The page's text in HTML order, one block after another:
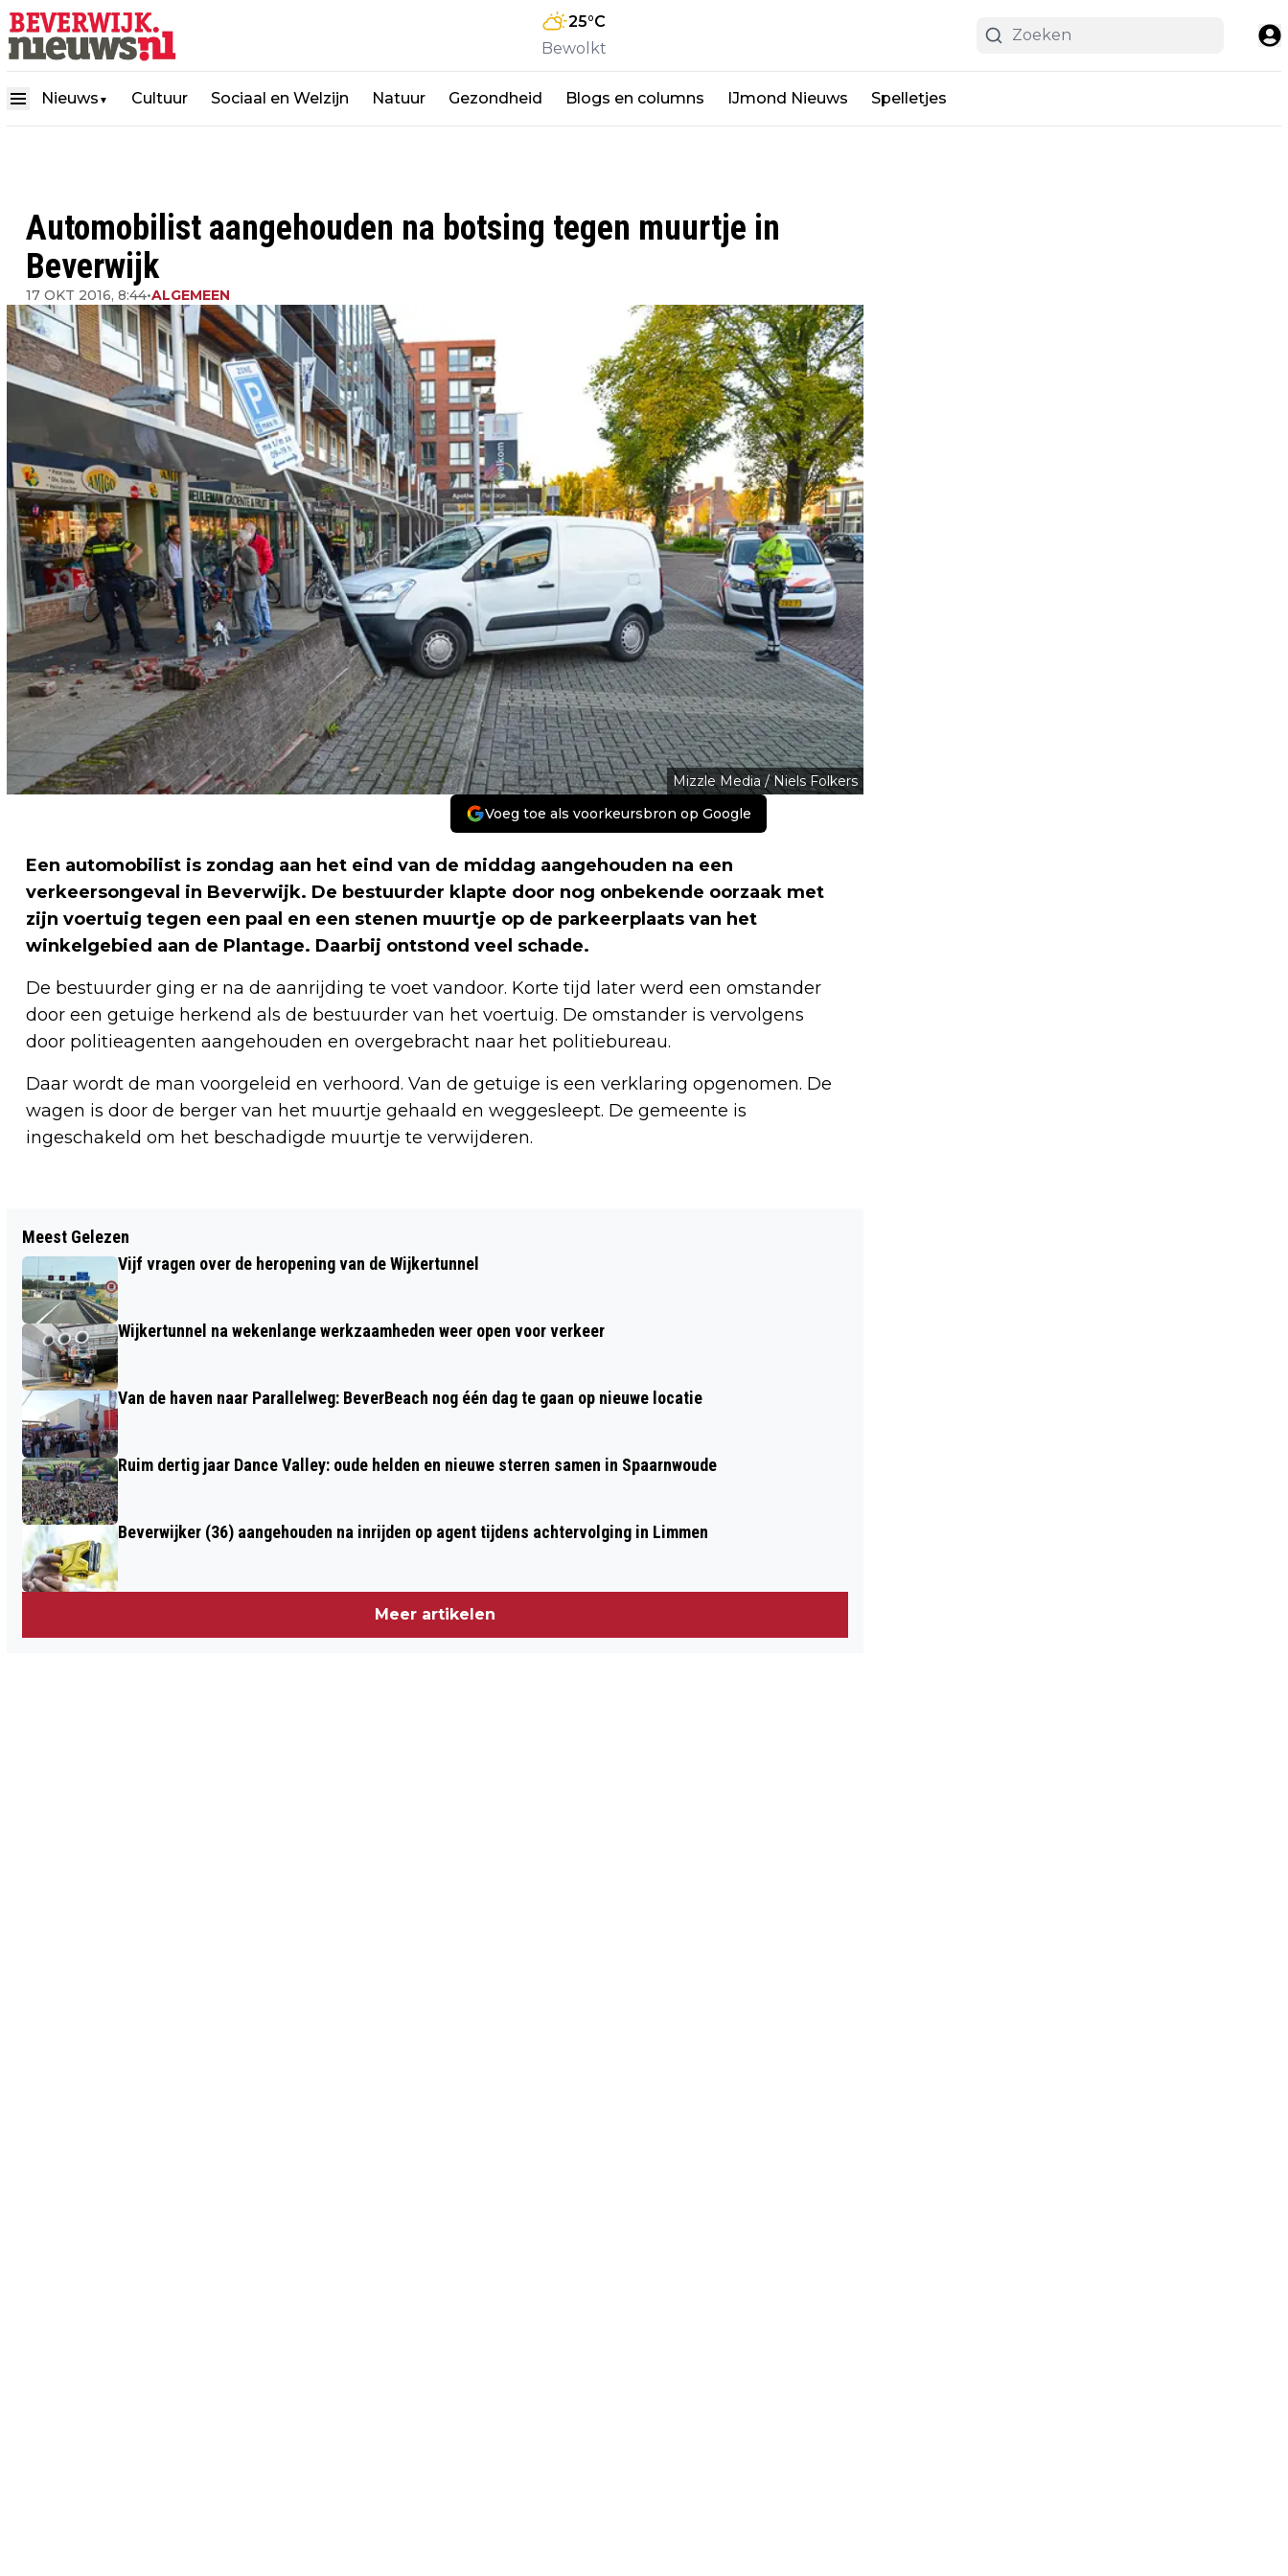
25°C
Bewolkt
Nieuws ▼ Cultuur Sociaal en Welzijn Natuur Gezondheid Blogs en columns IJmond Nieuws Spelletjes
Automobilist aangehouden na botsing tegen muurtje in
Beverwijk
17 OKT 2016, 8:44•ALGEMEEN
Mizzle Media / Niels Folkers
Voeg toe als voorkeursbron op Google
Een automobilist is zondag aan het eind van de middag aangehouden na een
verkeersongeval in Beverwijk. De bestuurder klapte door nog onbekende oorzaak met
zijn voertuig tegen een paal en een stenen muurtje op de parkeerplaats van het
winkelgebied aan de Plantage. Daarbij ontstond veel schade.
De bestuurder ging er na de aanrijding te voet vandoor. Korte tijd later werd een omstander
door een getuige herkend als de bestuurder van het voertuig. De omstander is vervolgens
door politieagenten aangehouden en overgebracht naar het politiebureau.
Daar wordt de man voorgeleid en verhoord. Van de getuige is een verklaring opgenomen. De
wagen is door de berger van het muurtje gehaald en weggesleept. De gemeente is
ingeschakeld om het beschadigde muurtje te verwijderen.
VANMIDDAG IN FORT VELDHUIS: LEZING
OVER VLIEGVELDEN IN ENGELAND
GEDURENDE DE TWEEDE WERELDOORLOG
ZOEKT MET REDDINGSHONDEN NAAR
Meest Gelezen
Vijf vragen over de heropening van de Wijkertunnel
Wijkertunnel na wekenlange werkzaamheden weer open voor verkeer
Van de haven naar Parallelweg: BeverBeach nog één dag te gaan op nieuwe locatie
Ruim dertig jaar Dance Valley: oude helden en nieuwe sterren samen in Spaarnwoude
Beverwijker (36) aangehouden na inrijden op agent tijdens achtervolging in Limmen
Meer artikelen